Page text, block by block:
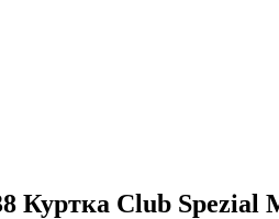
Куртка Club Spezial